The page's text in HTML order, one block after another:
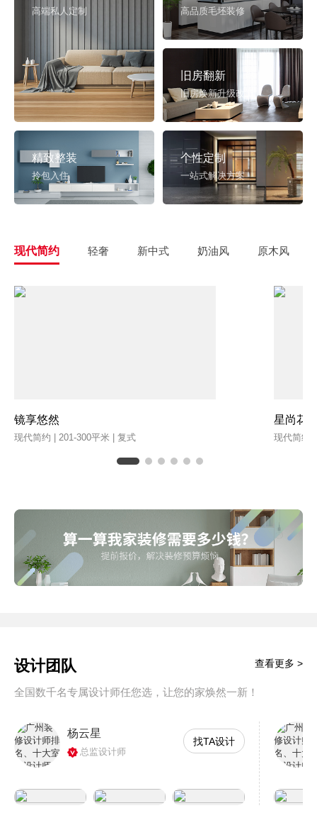
高端私人定制 高品质毛坯装修
旧房翻新
旧房焕新升级改造
精致整装
拎包入住
个性定制
一站式解决方案
现代简约 轻奢 新中式 奶油风 原木风
镜享悠然
现代简约 | 201-300平米 | 复式
星尚花
现代简约
设计团队
全国数千名专属设计师任您选，让您的家焕然一新！
查看更多 >
杨云星
总监设计师
找TA设计